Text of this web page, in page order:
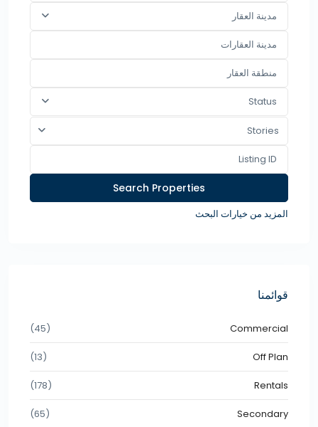
مدينة العقار
Status
Stories
المزيد من خيارات البحث
قوائمنا
Commercial
(45)
Off Plan
(13)
Rentals
(178)
Secondary
(65)